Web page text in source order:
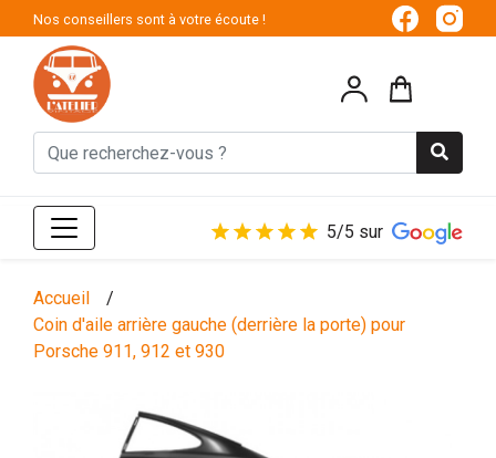
Nos conseillers sont à votre écoute !
5/5 sur
Accueil
/
Coin d'aile arrière gauche (derrière la porte) pour
Porsche 911, 912 et 930